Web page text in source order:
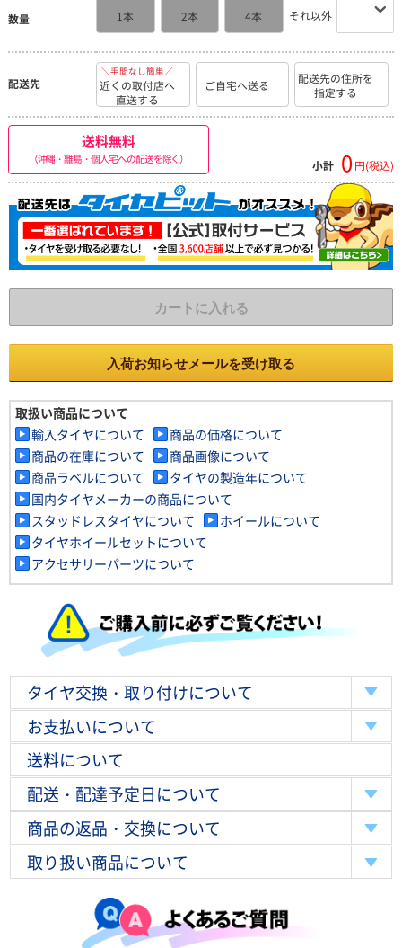
数量 1本 2本 4本 それ以外
配送先
＼手間なし簡単／
近くの取付店へ
直送する
ご自宅へ送る
配送先の住所を
指定する
送料無料
（沖縄・離島・個人宅への配送を除く） 小計 0 円(税込)
カートに入れる
入荷お知らせメールを受け取る
取扱い商品について
輸入タイヤについて
商品の価格について
商品の在庫について
商品画像について
商品ラベルについて
タイヤの製造年について
国内タイヤメーカーの商品について
スタッドレスタイヤについて
ホイールについて
タイヤホイールセットについて
アクセサリーパーツについて
タイヤ交換・取り付けについて
お支払いについて
送料について
配送・配達予定日について
商品の返品・交換について
取り扱い商品について